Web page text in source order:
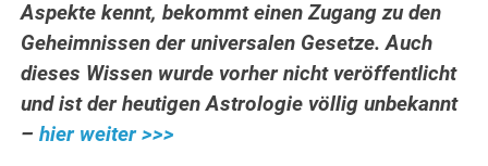
Aspekte kennt, bekommt einen Zugang zu den
Geheimnissen der universalen Gesetze. Auch
dieses Wissen wurde vorher nicht veröffentlicht
und ist der heutigen Astrologie völlig unbekannt
–hier weiter >>>